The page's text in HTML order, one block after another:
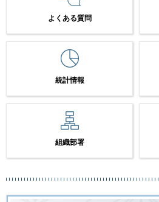
よくある質問
統計情報
組織部署